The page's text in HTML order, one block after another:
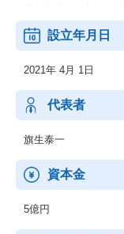
けて新たな価値提供
ックにお客様のニー
・オフィスソリュー
・グラフィックコミ
・ビジネスソリュー
設立年月日
2021年 4月 1日
代表者
旗生泰一
資本金
5億円